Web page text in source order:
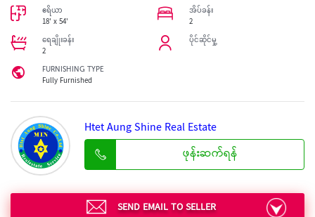
ဧရိယာ
18' x 54'
အိပ်ခန်း
2
ရေချိုးခန်း
2
ပိုင်ဆိုင်မှု့
FURNISHING TYPE
Fully Furnished
Htet Aung Shine Real Estate
ဖုန်းဆက်ရန်
SEND EMAIL TO SELLER